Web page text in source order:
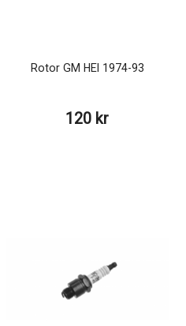
Rotor GM HEI 1974-93
120 kr